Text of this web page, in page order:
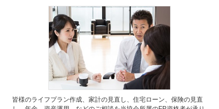
皆様のライフプラン作成、家計の見直し、住宅ローン、保険の見直